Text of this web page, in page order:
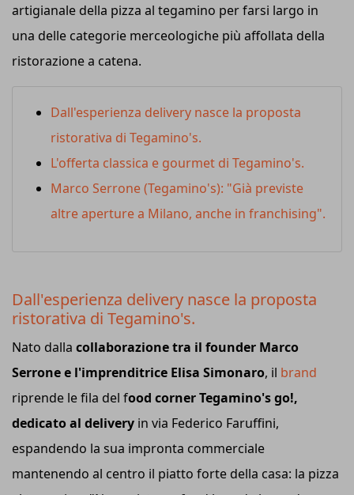
artigianale della pizza al tegamino per farsi largo in
una delle categorie merceologiche più affollata della
ristorazione a catena.
Dall'esperienza delivery nasce la proposta
ristorativa di Tegamino's.
L'offerta classica e gourmet di Tegamino's.
Marco Serrone (Tegamino's): "Già previste
altre aperture a Milano, anche in franchising".
Dall'esperienza delivery nasce la proposta
ristorativa di Tegamino's.
Nato dalla collaborazione tra il founder Marco
Serrone e l'imprenditrice Elisa Simonaro, il brand
riprende le fila del food corner Tegamino's go!,
dedicato al delivery in via Federico Faruffini,
espandendo la sua impronta commerciale
mantenendo al centro il piatto forte della casa: la pizza